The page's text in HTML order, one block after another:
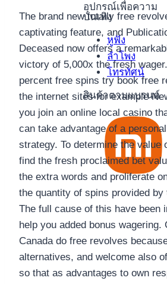
อุปกรณ์เพื่อความ
บันเทิง
หูฟัง
ลำโพง
โทรทัศน์
สินค้าตามแบรนด์
The brand new totally free
captivating feature, and
Deceased now offers a
victory of 5,000x the fresh
percent free spins try book free
the internet sites for example
you join an online local casino
can take advantage of a
strategy. To determine the value
find the fresh proclaimed bet
the extra words and proliferate
the quantity of spins provided by
The full cause of this have been
help you added bonus wagering.
Canada do free revolves
alternatives, and welcome also
so that as advantages to own